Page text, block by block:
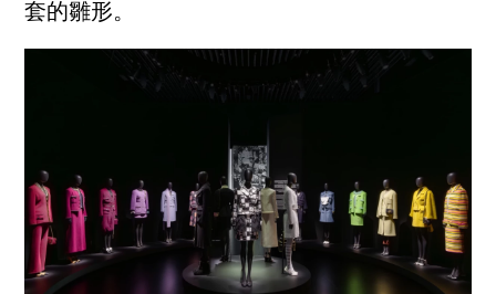
套的雛形。